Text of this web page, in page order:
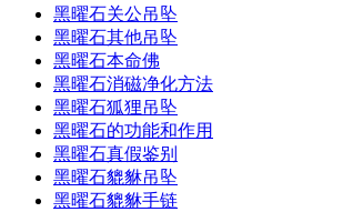
黑曜石关公吊坠
黑曜石其他吊坠
黑曜石本命佛
黑曜石消磁净化方法
黑曜石狐狸吊坠
黑曜石的功能和作用
黑曜石真假鉴别
黑曜石貔貅吊坠
黑曜石貔貅手链